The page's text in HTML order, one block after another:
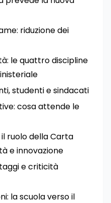
riduzione dei
le quattro discipline
studenti e sindacati
cosa attende le
ruolo della Carta
e innovazione
e criticità
la scuola verso il